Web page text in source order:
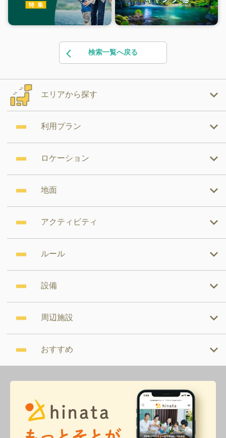
検索一覧へ戻る
エリアから探す
利用プラン
ロケーション
地面
アクティビティ
ルール
設備
周辺施設
おすすめ